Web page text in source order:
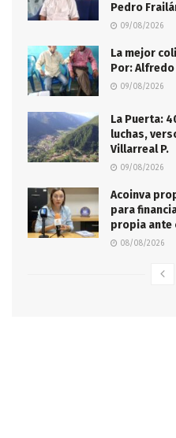
Pedro
09/08/2026
La mejor
Por:
09/08/2026
La Puerta:
luchas,
Villarreal P.
09/08/2026
Acoinva
para
propia ante
08/08/2026